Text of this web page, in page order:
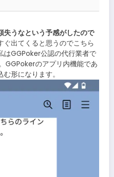
失うなという予感がしたので
ぐ出てくると思うのでこちら
はGGPoker公認の代行業者で
GGPokerのアプリ内機能であ
形になります。